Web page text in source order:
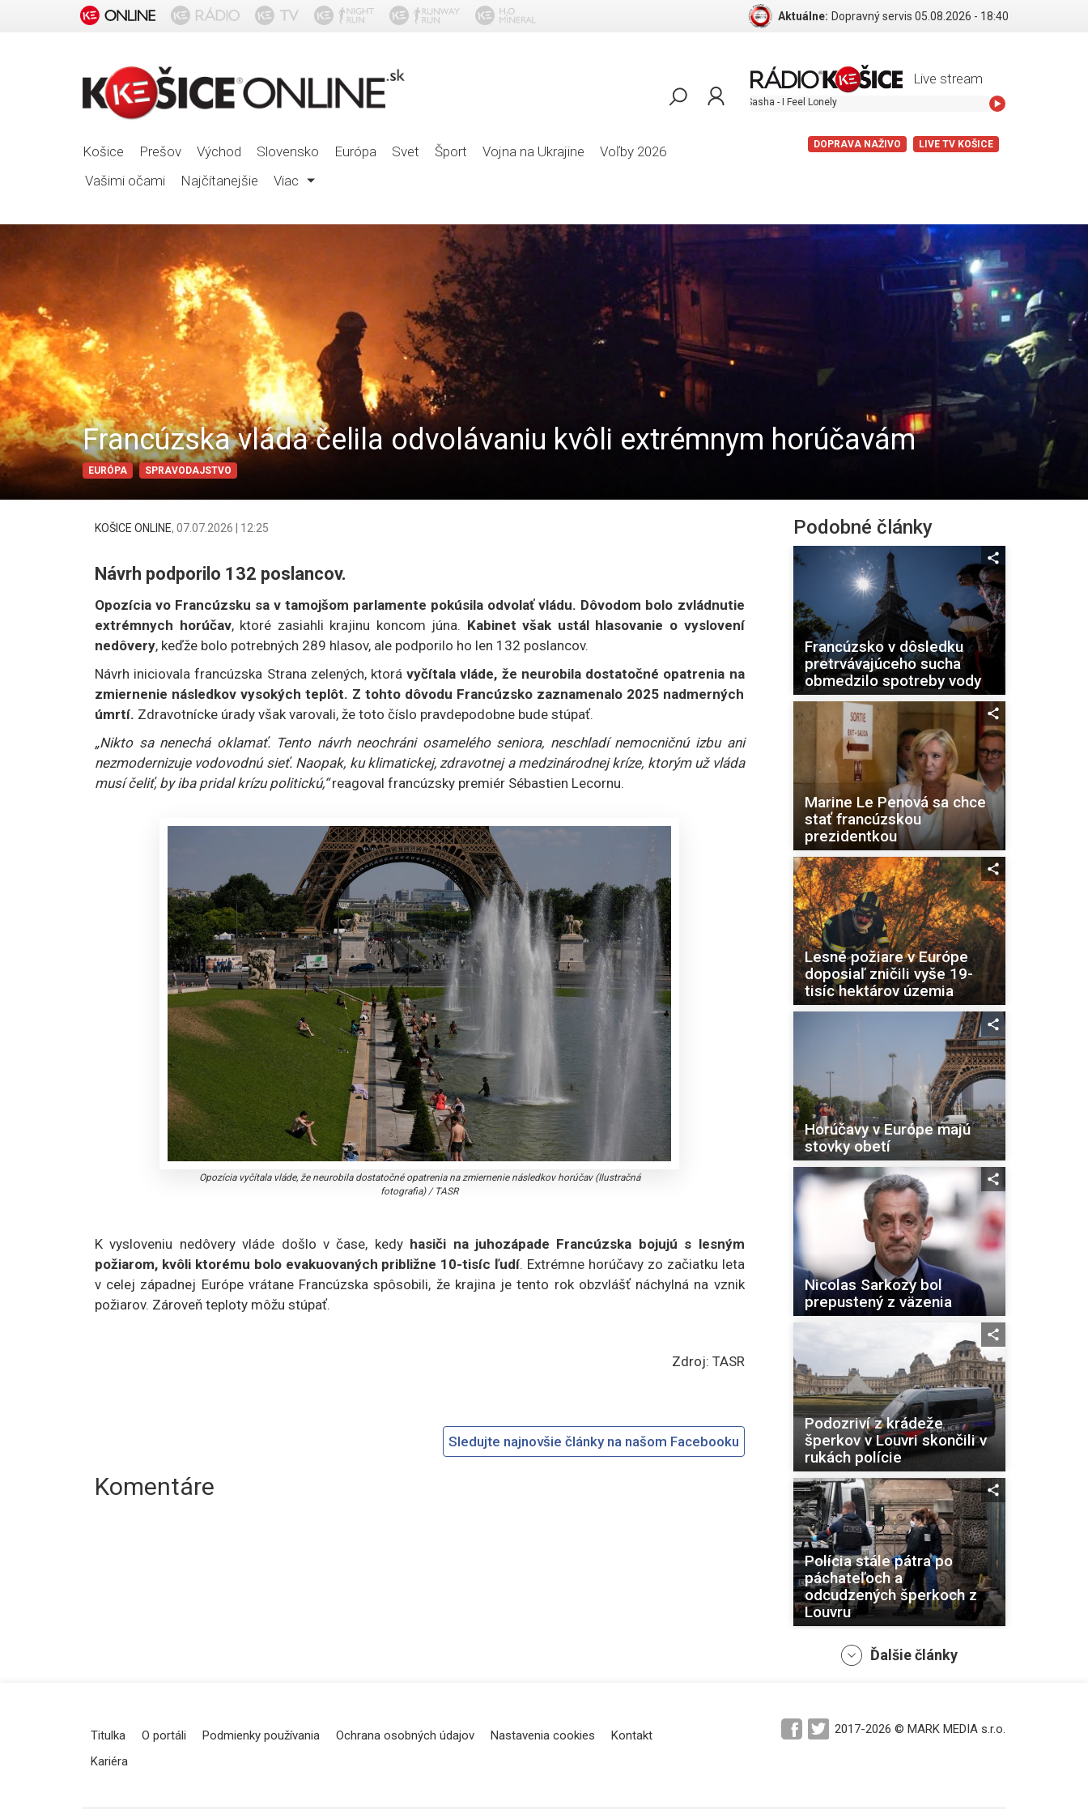
Aktuálne: Dopravný servis 05.08.2026 - 18:40
Košice Prešov Východ Slovensko Európa Svet Šport Vojna na Ukrajine
Voľby 2026
Vašimi očami
Najčítanejšie Viac
Live stream
Sasha - I Feel Lonely
DOPRAVA NAŽIVO LIVE TV KOŠICE
Francúzska vláda čelila odvolávaniu kvôli extrémnym horúčavám
EURÓPA SPRAVODAJSTVO
KOŠICE ONLINE, 07.07.2026 | 12:25
Návrh podporilo 132 poslancov.
Opozícia vo Francúzsku sa v tamojšom parlamente pokúsila odvolať vládu. Dôvodom bolo zvládnutie
extrémnych horúčav, ktoré zasiahli krajinu koncom júna. Kabinet však ustál hlasovanie o vyslovení
nedôvery, keďže bolo potrebných 289 hlasov, ale podporilo ho len 132 poslancov.
Návrh iniciovala francúzska Strana zelených, ktorávyčítala vláde, že neurobila dostatočné opatrenia na
zmiernenie následkov vysokých teplôt. Z tohto dôvodu Francúzsko zaznamenalo 2025 nadmerných
úmrtí. Zdravotnícke úrady však varovali, že toto číslo pravdepodobne bude stúpať.
„Nikto sa nenechá oklamať. Tento návrh neochráni osamelého seniora, neschladí nemocničnú izbu ani
nezmodernizuje vodovodnú sieť. Naopak, ku klimatickej, zdravotnej a medzinárodnej kríze, ktorým už vláda
musí čeliť, by iba pridal krízu politickú,“reagoval francúzsky premiér Sébastien Lecornu.
Opozícia vyčítala vláde, že neurobila dostatočné opatrenia na zmiernenie následkov horúčav (Ilustračná
fotografia)/ TASR
K vysloveniu nedôvery vláde došlo v čase, kedy hasiči na juhozápade Francúzska bojujú s lesným
požiarom, kvôli ktorému bolo evakuovaných približne 10-tisíc ľudí. Extrémne horúčavy zo začiatku leta
v celej západnej Európe vrátane Francúzska spôsobili, že krajina je tento rok obzvlášť náchylná na vznik
požiarov. Zároveň teploty môžu stúpať.
Zdroj: TASR
Sledujte najnovšie články na našom Facebooku
Komentáre
Podobné články
Francúzsko v dôsledku
pretrvávajúceho sucha
obmedzilo spotreby vody
Marine Le Penová sa chce
stať francúzskou
prezidentkou
Lesné požiare v Európe
doposiaľ zničili vyše 19-
tisíc hektárov územia
Horúčavy v Európe majú
stovky obetí
Nicolas Sarkozy bol
prepustený z väzenia
Podozriví z krádeže
šperkov v Louvri skončili v
rukách polície
Polícia stále pátra po
páchateľoch a
odcudzených šperkoch z
Louvru
Vláda Sébastiena
Lecornua si získala
Ďalšie články
Titulka O portáli Podmienky používania Ochrana osobných údajov Nastavenia cookies
Kontakt
Kariéra
2017-2026 © MARK MEDIA s.r.o.